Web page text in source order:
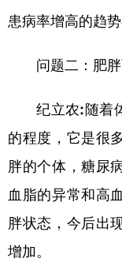
患病率增高的趋
问题二：肥
纪立农:随着
的程度，它是很
胖的个体，糖尿
血脂的异常和高
胖状态，今后出
增加。